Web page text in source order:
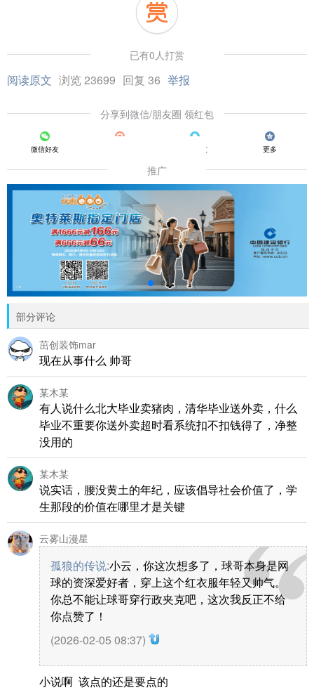
已有0人打赏
阅读原文 浏览 23699 回复 36 举报
分享到微信/朋友圈 领红包
微信好友 QQ好友 更多
推广
部分评论
茁创装饰mar
现在从事什么 帅哥
某木某
有人说什么北大毕业卖猪肉，清华毕业送外卖，什么
毕业不重要你送外卖超时看系统扣不扣钱得了，净整
没用的
某木某
说实话，腰没黄土的年纪，应该倡导社会价值了，学
生那段的价值在哪里才是关键
云雾山漫星
孤狼的传说:小云，你这次想多了，球哥本身是网
球的资深爱好者，穿上这个红衣服年轻又帅气。
你总不能让球哥穿行政夹克吧，这次我反正不给
你点赞了！
(2026-02-05 08:37)
小说啊 该点的还是要点的